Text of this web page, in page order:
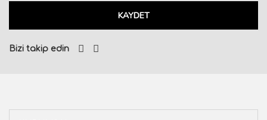
KAYDET
Bizi takip edin